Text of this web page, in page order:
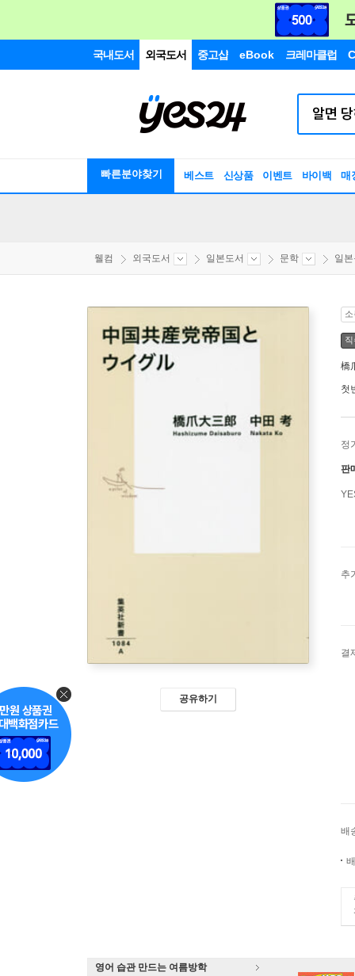
국내도서 외국도서 중고샵 eBook 크레마클럽
빠른분야찾기 베스트 신상품 이벤트 바이백 매
웰컴 외국도서 일본도서 문학 일
공유하기
橋
첫
정
판
추
결
배
영어 습관 만드는 여름방학